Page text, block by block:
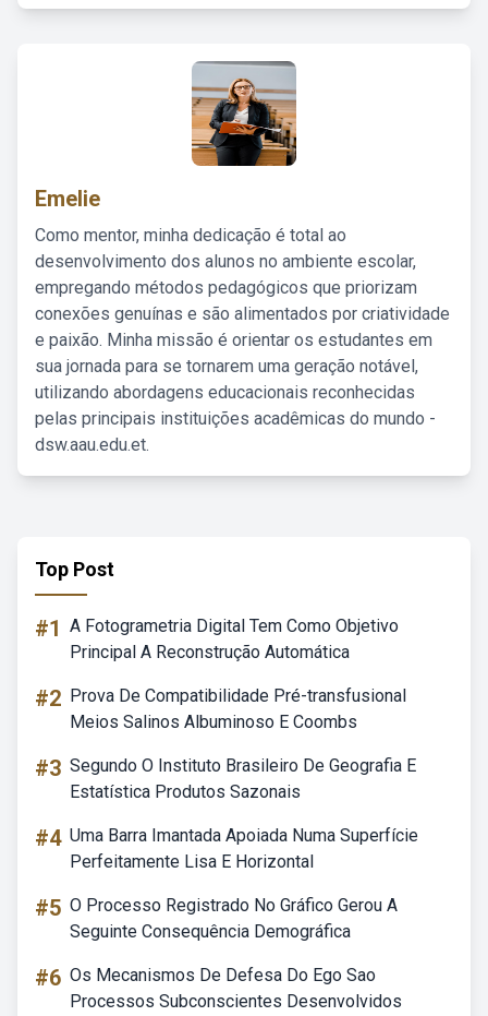
Emelie
Como mentor, minha dedicação é total ao
desenvolvimento dos alunos no ambiente escolar,
empregando métodos pedagógicos que priorizam
conexões genuínas e são alimentados por criatividade
e paixão. Minha missão é orientar os estudantes em
sua jornada para se tornarem uma geração notável,
utilizando abordagens educacionais reconhecidas
pelas principais instituições acadêmicas do mundo -
dsw.aau.edu.et.
Top Post
#1 A Fotogrametria Digital Tem Como Objetivo
Principal A Reconstrução Automática
#2 Prova De Compatibilidade Pré-transfusional
Meios Salinos Albuminoso E Coombs
#3 Segundo O Instituto Brasileiro De Geografia E
Estatística Produtos Sazonais
#4 Uma Barra Imantada Apoiada Numa Superfície
Perfeitamente Lisa E Horizontal
#5 O Processo Registrado No Gráfico Gerou A
Seguinte Consequência Demográfica
#6 Os Mecanismos De Defesa Do Ego Sao
Processos Subconscientes Desenvolvidos